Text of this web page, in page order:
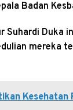
Badan
Suhardi Duka
mereka
Kesehatan